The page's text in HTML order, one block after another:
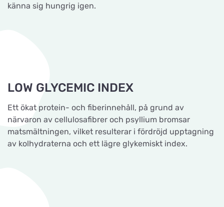
känna sig hungrig igen.
LOW GLYCEMIC INDEX
Ett ökat protein- och fiberinnehåll, på grund av
närvaron av cellulosafibrer och psyllium bromsar
matsmältningen, vilket resulterar i fördröjd upptagning
av kolhydraterna och ett lägre glykemiskt index.